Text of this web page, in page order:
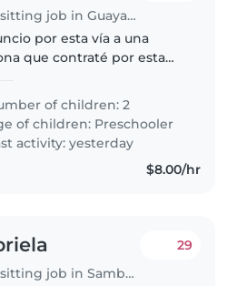
Babysitting job in Guayaquil
por esta vía a una
que contraté por esta
ACOSTA , tengo las
de las cámaras de
donde sale robandome,
of children: 2
of children: Preschooler
activity: yesterday
$8.00/hr
Babysitting job in Samborondón
29